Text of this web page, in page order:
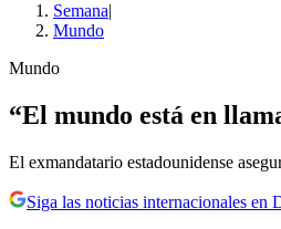
Semana|
Mundo
Mundo
“El mundo está en
El exmandatario estadounidense
Siga las noticias internacionales en